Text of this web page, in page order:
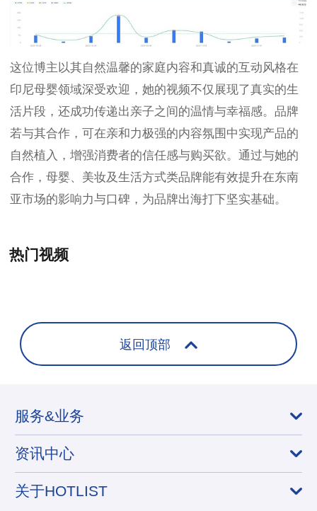
这位博主以其自然温馨的家庭内容和真诚的互动风格在
印尼母婴领域深受欢迎，她的视频不仅展现了真实的生
活片段，还成功传递出亲子之间的温情与幸福感。品牌
若与其合作，可在亲和力极强的内容氛围中实现产品的
自然植入，增强消费者的信任感与购买欲。通过与她的
合作，母婴、美妆及生活方式类品牌能有效提升在东南
亚市场的影响力与口碑，为品牌出海打下坚实基础。
热门视频
返回顶部
服务&业务
资讯中心
关于HOTLIST